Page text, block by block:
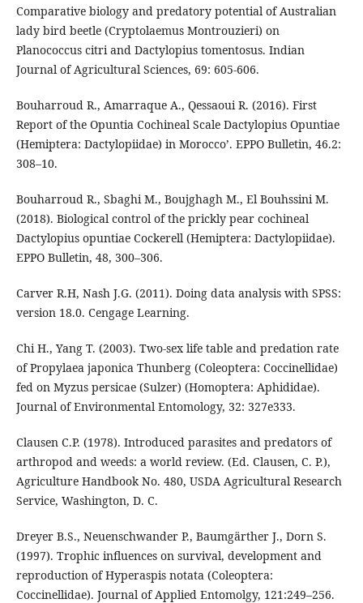
Comparative biology and predatory potential of Australian
lady bird beetle (Cryptolaemus Montrouzieri) on
Planococcus citri and Dactylopius tomentosus. Indian
Journal of Agricultural Sciences, 69: 605-606.
Bouharroud R., Amarraque A., Qessaoui R. (2016). First
Report of the Opuntia Cochineal Scale Dactylopius Opuntiae
(Hemiptera: Dactylopiidae) in Morocco’. EPPO Bulletin, 46.2:
308–10.
Bouharroud R., Sbaghi M., Boujghagh M., El Bouhssini M.
(2018). Biological control of the prickly pear cochineal
Dactylopius opuntiae Cockerell (Hemiptera: Dactylopiidae).
EPPO Bulletin, 48, 300–306.
Carver R.H, Nash J.G. (2011). Doing data analysis with SPSS:
version 18.0. Cengage Learning.
Chi H., Yang T. (2003). Two-sex life table and predation rate
of Propylaea japonica Thunberg (Coleoptera: Coccinellidae)
fed on Myzus persicae (Sulzer) (Homoptera: Aphididae).
Journal of Environmental Entomology, 32: 327e333.
Clausen C.P. (1978). Introduced parasites and predators of
arthropod and weeds: a world review. (Ed. Clausen, C. P.),
Agriculture Handbook No. 480, USDA Agricultural Research
Service, Washington, D. C.
Dreyer B.S., Neuenschwander P., Baumgärther J., Dorn S.
(1997). Trophic inﬂuences on survival, development and
reproduction of Hyperaspis notata (Coleoptera:
Coccinellidae). Journal of Applied Entomolgy, 121:249–256.